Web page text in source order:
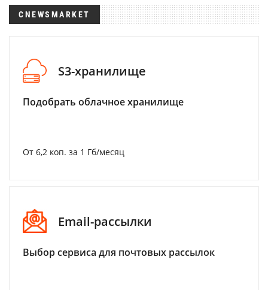
CNEWSMARKET
S3-хранилище
Подобрать облачное хранилище
От 6,2 коп. за 1 Гб/месяц
Email-рассылки
Выбор сервиса для почтовых рассылок